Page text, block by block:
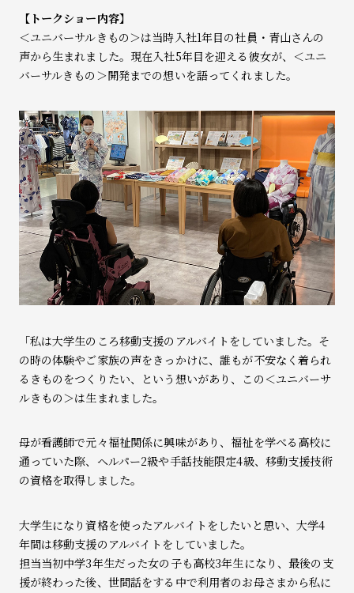
【トークショー内容】
＜ユニバーサルきもの＞は当時入社1年目の社員・青山さんの
声から生まれました。現在入社5年目を迎える彼女が、＜ユニ
バーサルきもの＞開発までの想いを語ってくれました。
「私は大学生のころ移動支援のアルバイトをしていました。そ
の時の体験やご家族の声をきっかけに、誰もが不安なく着られ
るきものをつくりたい、という想いがあり、この＜ユニバーサ
ルきもの＞は生まれました。
母が看護師で元々福祉関係に興味があり、福祉を学べる高校に
通っていた際、ヘルパー2級や手話技能限定4級、移動支援技術
の資格を取得しました。
大学生になり資格を使ったアルバイトをしたいと思い、大学4
年間は移動支援のアルバイトをしていました。
担当当初中学3年生だった女の子も高校3年生になり、最後の支
援が終わった後、世間話をする中で利用者のお母さまから私に